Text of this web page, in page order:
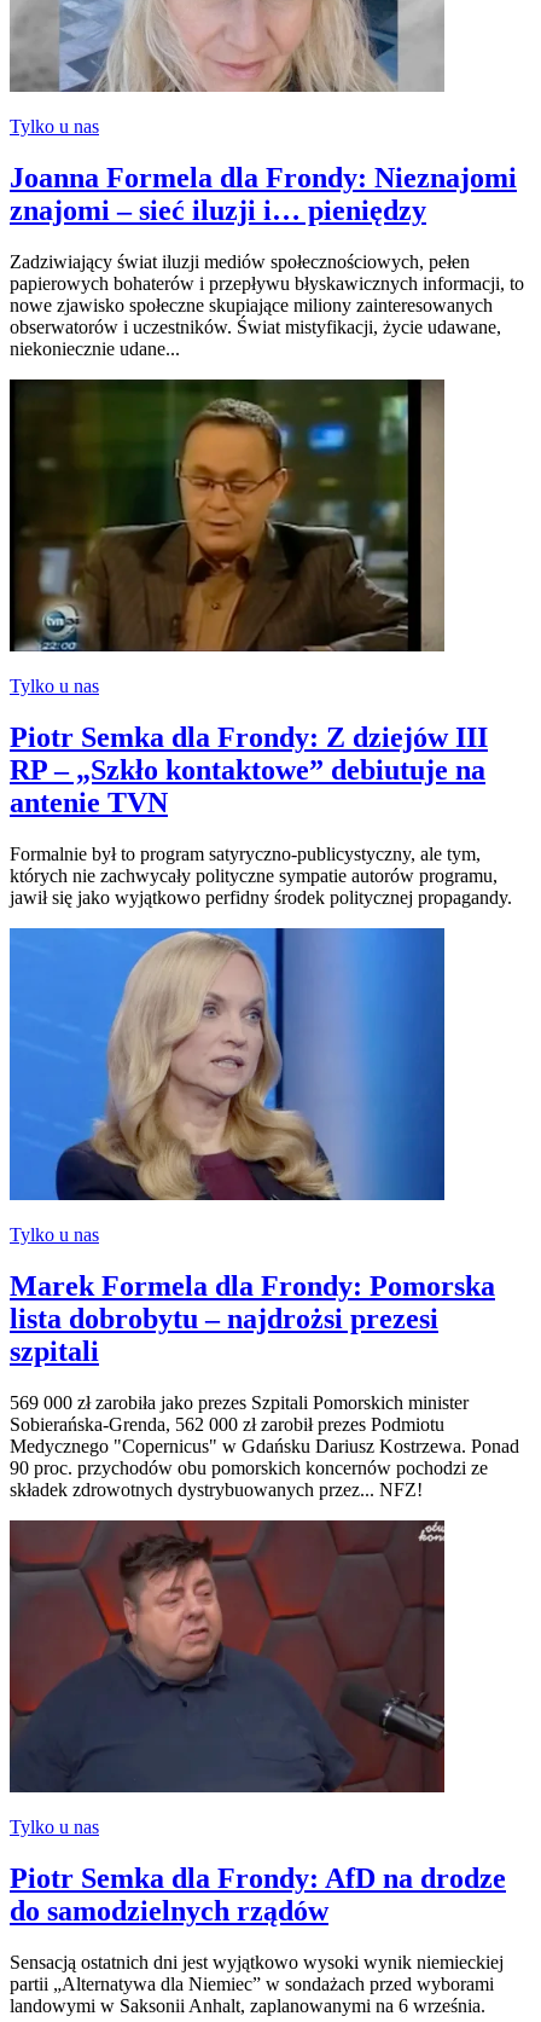
Tylko u nas
Joanna Formela dla Frondy: Nieznajomi
znajomi – sieć iluzji i… pieniędzy
Zadziwiający świat iluzji mediów społecznościowych, pełen
papierowych bohaterów i przepływu błyskawicznych informacji, to
nowe zjawisko społeczne skupiające miliony zainteresowanych
obserwatorów i uczestników. Świat mistyfikacji, życie udawane,
niekoniecznie udane...
Tylko u nas
Piotr Semka dla Frondy: Z dziejów III
RP – „Szkło kontaktowe” debiutuje na
antenie TVN
Formalnie był to program satyryczno-publicystyczny, ale tym,
których nie zachwycały polityczne sympatie autorów programu,
jawił się jako wyjątkowo perfidny środek politycznej propagandy.
Tylko u nas
Marek Formela dla Frondy: Pomorska
lista dobrobytu – najdrożsi prezesi
szpitali
569 000 zł zarobiła jako prezes Szpitali Pomorskich minister
Sobierańska-Grenda, 562 000 zł zarobił prezes Podmiotu
Medycznego "Copernicus" w Gdańsku Dariusz Kostrzewa. Ponad
90 proc. przychodów obu pomorskich koncernów pochodzi ze
składek zdrowotnych dystrybuowanych przez... NFZ!
Tylko u nas
Piotr Semka dla Frondy: AfD na drodze
do samodzielnych rządów
Sensacją ostatnich dni jest wyjątkowo wysoki wynik niemieckiej
partii „Alternatywa dla Niemiec” w sondażach przed wyborami
landowymi w Saksonii Anhalt, zaplanowanymi na 6 września.